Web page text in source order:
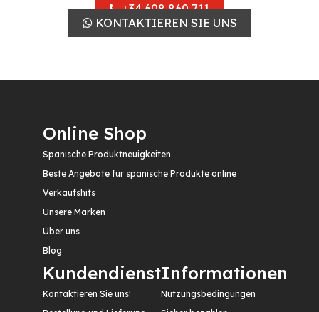
+34 608 860 711
KONTAKTIEREN SIE UNS
Online Shop
Spanische Produktneuigkeiten
Beste Angebote für spanische Produkte online
Verkaufshits
Unsere Marken
Über uns
Blog
Kundendienst
Kontaktieren Sie uns!
Informationen
Nutzungsbedingungen